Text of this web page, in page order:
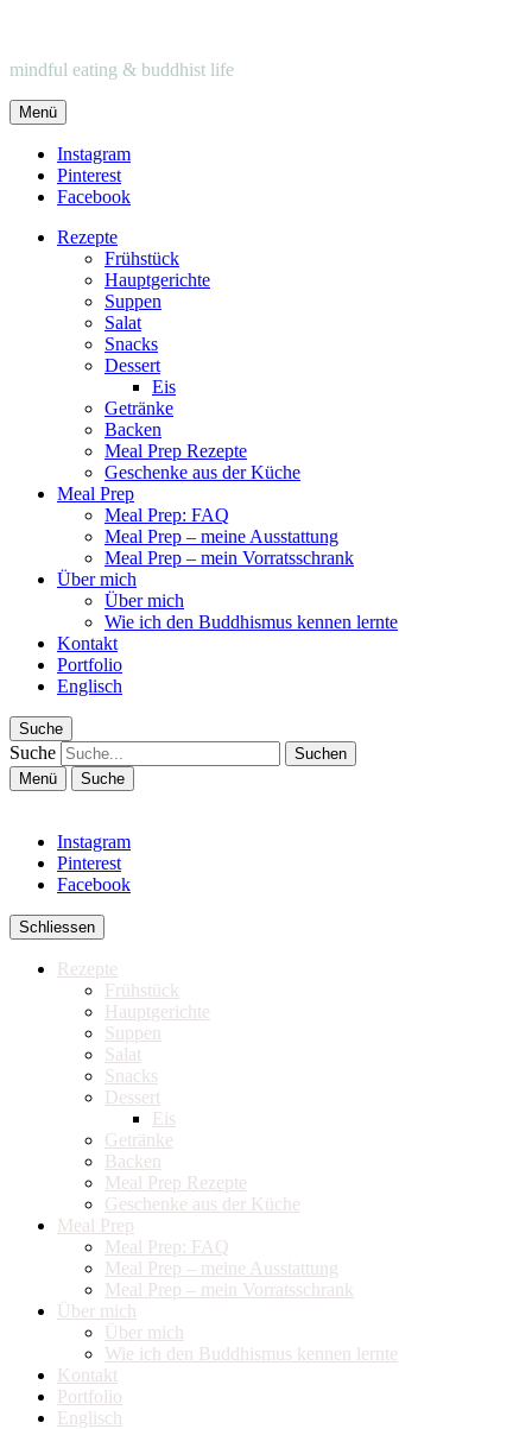
mindful eating & buddhist life
Menü
Instagram
Pinterest
Facebook
Rezepte
Frühstück
Hauptgerichte
Suppen
Salat
Snacks
Dessert
Eis
Getränke
Backen
Meal Prep Rezepte
Geschenke aus der Küche
Meal Prep
Meal Prep: FAQ
Meal Prep – meine Ausstattung
Meal Prep – mein Vorratsschrank
Über mich
Über mich
Wie ich den Buddhismus kennen lernte
Kontakt
Portfolio
Englisch
Suche
Suche
Menü Suche
Instagram
Pinterest
Facebook
Schliessen
Rezepte
Frühstück
Hauptgerichte
Suppen
Salat
Snacks
Dessert
Eis
Getränke
Backen
Meal Prep Rezepte
Geschenke aus der Küche
Meal Prep
Meal Prep: FAQ
Meal Prep – meine Ausstattung
Meal Prep – mein Vorratsschrank
Über mich
Über mich
Wie ich den Buddhismus kennen lernte
Kontakt
Portfolio
Englisch